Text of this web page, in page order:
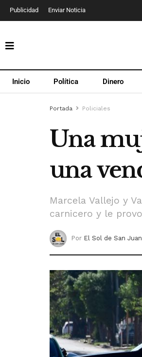
Publicidad Enviar Noticia
Inicio Política Dinero
Portada Policiales
Una
una
Marcela Vallejo y
carnicero y le
Por El Sol de San Juan